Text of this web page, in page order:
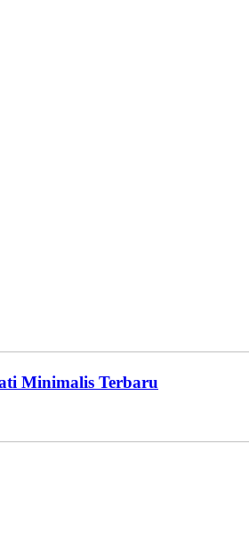
Minimalis Terbaru